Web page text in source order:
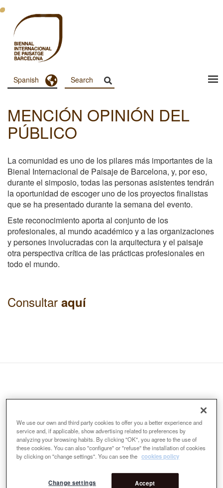
Pasar
contenido
principal
Menu
Principal
Dashboard
Spanish Toggle Dropdown
MENCIÓN OPINIÓN DEL
PÚBLICO
La comunidad es uno de los pilares más importantes de la
Bienal Internacional de Paisaje de Barcelona, y, por eso,
durante el simposio, todas las personas asistentes tendrán
la oportunidad de escoger uno de los proyectos finalistas
que se ha presentado durante la semana del evento.
Este reconocimiento aporta al conjunto de los
profesionales, al mundo académico y a las organizaciones
y persones involucradas con la arquitectura y el paisaje
otra perspectiva crítica de las prácticas profesionales en
todo el mundo.
Consultar aquí
We use our own and third party cookies to offer you a better experience and
service and, if applicable, show advertising related to preferences by
analyzing your browsing habits. By clicking "OK", you agree to the use of
these cookies. You can also "configure" or "refuse" the installation of cookies
by clicking on "change settings". You can see the cookies policy
Accept
Change settings